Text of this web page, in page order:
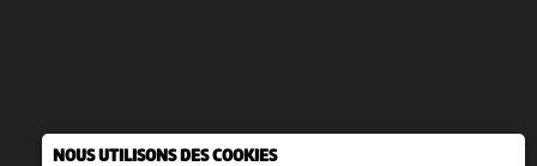
NOUS UTILISONS DES COOKIES